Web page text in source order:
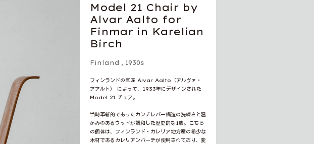
Model 21 Chair by
Alvar Aalto for
Finmar in Karelian
Birch
Finland , 1930s
フィンランドの巨匠 Alvar Aalto（アルヴァ・
アアルト） によって、1933年にデザインされた
Model 21 チェア。
当時革新的であったカンチレバー構造の洗練さと温
かみのあるウッドが調和した歴史的な1脚。こちら
の個体は、フィンランド・カレリア地方産の希少な
木材であるカレリアンバーチが使用されており、変